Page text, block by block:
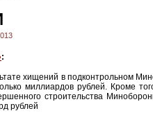
:
хищений в подконтрольном
миллиардов рублей. Кроме
строительства
рублей